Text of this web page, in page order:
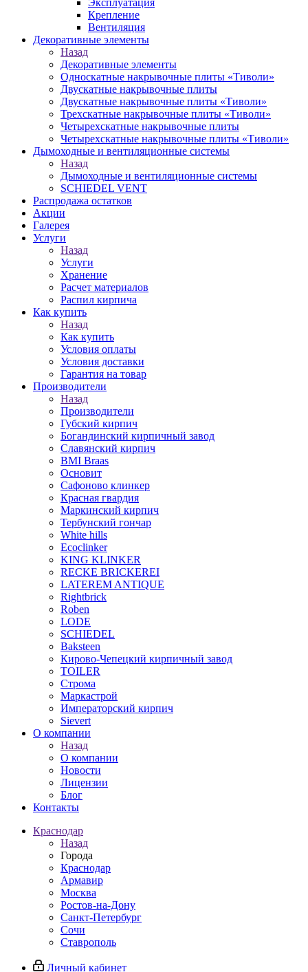
Эксплуатация
Крепление
Вентиляция
Декоративные элементы
Назад
Декоративные элементы
Односкатные накрывочные плиты «Тиволи»
Двускатные накрывочные плиты
Двускатные накрывочные плиты «Тиволи»
Трехскатные накрывочные плиты «Тиволи»
Четырехскатные накрывочные плиты
Четырехскатные накрывочные плиты «Тиволи»
Дымоходные и вентиляционные системы
Назад
Дымоходные и вентиляционные системы
SCHIEDEL VENT
Распродажа остатков
Акции
Галерея
Услуги
Назад
Услуги
Хранение
Расчет материалов
Распил кирпича
Как купить
Назад
Как купить
Условия оплаты
Условия доставки
Гарантия на товар
Производители
Назад
Производители
Губский кирпич
Богандинский кирпичный завод
Славянский кирпич
BMI Braas
Основит
Сафоново клинкер
Красная гвардия
Маркинский кирпич
Тербунский гончар
White hills
Ecoclinker
KING KLINKER
RECKE BRICKEREI
LATEREM ANTIQUE
Rightbrick
Roben
LODE
SCHIEDEL
Baksteen
Кирово-Чепецкий кирпичный завод
TOILER
Строма
Маркастрой
Императорский кирпич
Sievert
О компании
Назад
О компании
Новости
Лицензии
Блог
Контакты
Краснодар
Назад
Города
Краснодар
Армавир
Москва
Ростов-на-Дону
Санкт-Петербург
Сочи
Ставрополь
Личный кабинет